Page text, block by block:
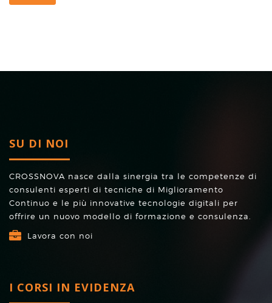
SU DI NOI
CROSSNOVA nasce dalla sinergia tra le competenze di
consulenti esperti di tecniche di Miglioramento
Continuo e le più innovative tecnologie digitali per
offrire un nuovo modello di formazione e consulenza.
Lavora con noi
I CORSI IN EVIDENZA